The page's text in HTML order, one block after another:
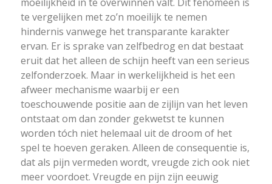
te vergelijken met zo’n moeilijk te nemen
hindernis vanwege het transparante karakter
ervan. Er is sprake van zelfbedrog en dat bestaat
eruit dat het alleen de schijn heeft van een serieus
zelfonderzoek. Maar in werkelijkheid is het een
afweer mechanisme waarbij er een
toeschouwende positie aan de zijlijn van het leven
ontstaat om dan zonder gekwetst te kunnen
worden tóch niet helemaal uit de droom of het
spel te hoeven geraken. Alleen de consequentie is,
dat als pijn vermeden wordt, vreugde zich ook niet
meer voordoet. Vreugde en pijn zijn eeuwig